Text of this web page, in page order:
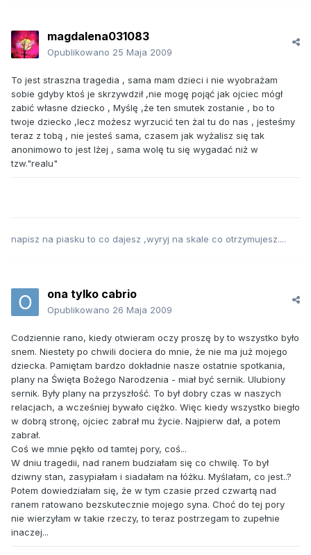
magdalena031083
Opublikowano 25 Maja 2009
To jest straszna tragedia , sama mam dzieci i nie wyobrażam
sobie gdyby ktoś je skrzywdził ,nie mogę pojąć jak ojciec mógł
zabić własne dziecko , Myślę ,że ten smutek zostanie , bo to
twoje dziecko ,lecz możesz wyrzucić ten żal tu do nas , jesteśmy
teraz z tobą , nie jesteś sama, czasem jak wyżalisz się tak
anonimowo to jest lżej , sama wolę tu się wygadać niż w
tzw."realu"
napisz na piasku to co dajesz ,wyryj na skale co otrzymujesz....
ona tylko cabrio
Opublikowano 26 Maja 2009
Codziennie rano, kiedy otwieram oczy proszę by to wszystko było
snem. Niestety po chwili dociera do mnie, że nie ma już mojego
dziecka. Pamiętam bardzo dokładnie nasze ostatnie spotkania,
plany na Święta Bożego Narodzenia - miał być sernik. Ulubiony
sernik. Były plany na przyszłość. To był dobry czas w naszych
relacjach, a wcześniej bywało ciężko. Więc kiedy wszystko biegło
w dobrą stronę, ojciec zabrał mu życie. Najpierw dał, a potem
zabrał.
Coś we mnie pękło od tamtej pory, coś...
W dniu tragedii, nad ranem budziałam się co chwilę. To był
dziwny stan, zasypiałam i siadałam na łóżku. Myślałam, co jest..?
Potem dowiedziałam się, że w tym czasie przed czwartą nad
ranem ratowano bezskutecznie mojego syna. Choć do tej pory
nie wierzyłam w takie rzeczy, to teraz postrzegam to zupełnie
inaczej...